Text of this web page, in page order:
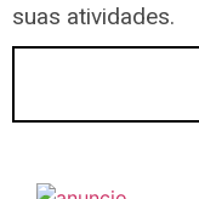
suas atividades.